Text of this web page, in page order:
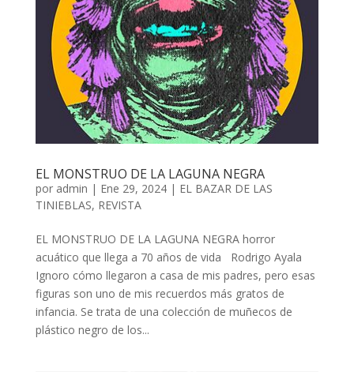
EL MONSTRUO DE LA LAGUNA NEGRA
por admin | Ene 29, 2024 | EL BAZAR DE LAS
TINIEBLAS, REVISTA
EL MONSTRUO DE LA LAGUNA NEGRA horror
acuático que llega a 70 años de vida Rodrigo Ayala
Ignoro cómo llegaron a casa de mis padres, pero esas
figuras son uno de mis recuerdos más gratos de
infancia. Se trata de una colección de muñecos de
plástico negro de los...